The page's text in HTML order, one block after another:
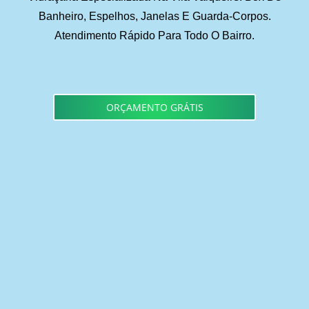
Banheiro, Espelhos, Janelas E Guarda-Corpos.
Atendimento Rápido Para Todo O Bairro.
ORÇAMENTO GRÁTIS